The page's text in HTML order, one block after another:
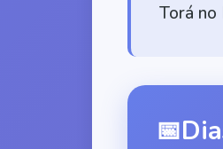
Torá no
📅